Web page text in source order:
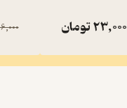
23,000تومان